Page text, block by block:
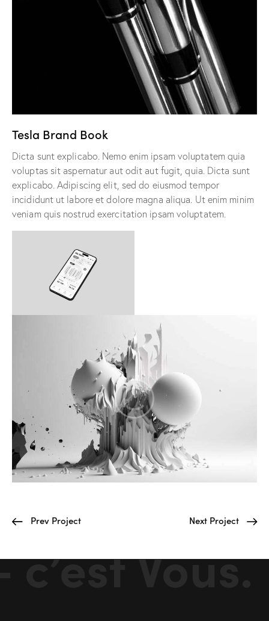
Tesla Brand Book
Dicta sunt explicabo. Nemo enim ipsam voluptatem quia
voluptas sit aspernatur aut odit aut fugit, quia. Dicta sunt
explicabo. Adipiscing elit, sed do eiusmod tempor
incididunt ut labore et dolore magna aliqua. Ut enim minim
veniam quis nostrud exercitation ipsam voluptatem.
Prev Project Next Project
Vous.